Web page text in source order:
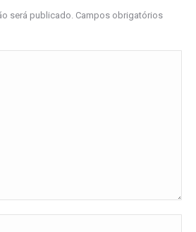
será publicado. Campos obrigatórios